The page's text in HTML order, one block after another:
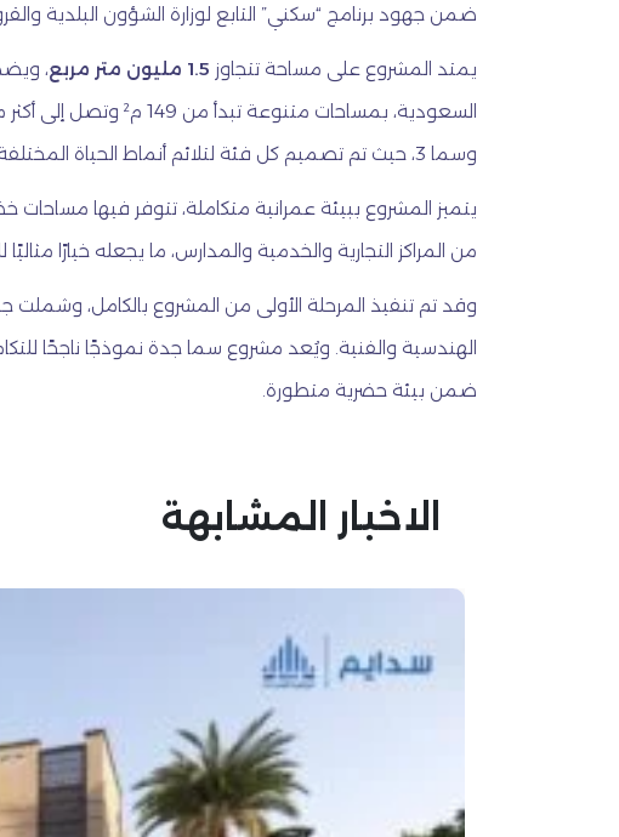
ضمن جهود برنامج “سكني” التابع لوزارة الشؤون البلدية
يمتد المشروع على مساحة تتجاوز 1.5 مليون متر مربع ،
وسما 3، حيث تم تصميم كل فئة لتلائم أنماط الحياة المختلفة من حيث المساحة والتكلفة.
يتميز المشروع ببيئة عمرانية متكاملة، تتوفر فيها
من المراكز التجارية والخدمية والمدارس، ما يجعله خيارًا
وقد تم تنفيذ المرحلة الأولى من المشروع بالكامل، وشملت
الهندسية والفنية. ويُعد مشروع سما جدة نموذجًا ناجحًا
ضمن بيئة حضرية متطورة.
الاخبار المشابهة